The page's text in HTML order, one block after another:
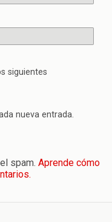
siguientes
nueva entrada.
spam. Aprende cómo